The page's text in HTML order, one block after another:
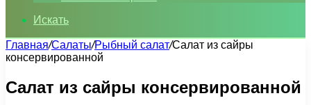
Искать
Главная/Салаты/Рыбный салат/Салат из сайры
консервированной
Салат из сайры консервированной